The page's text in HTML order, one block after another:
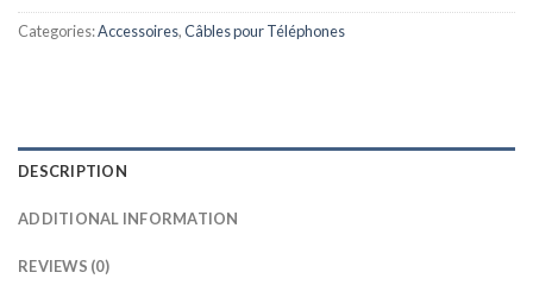
Categories:Accessoires,Câbles pour Téléphones
DESCRIPTION
ADDITIONAL INFORMATION
REVIEWS (0)